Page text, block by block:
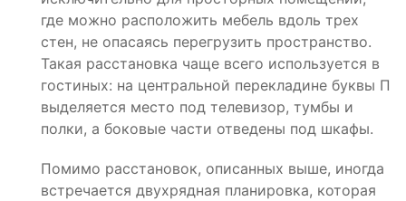
где можно расположить мебель вдоль трех
стен, не опасаясь перегрузить пространство.
Такая расстановка чаще всего используется в
гостиных: на центральной перекладине буквы П
выделяется место под телевизор, тумбы и
полки, а боковые части отведены под шкафы.
Помимо расстановок, описанных выше, иногда
встречается двухрядная планировка, которая